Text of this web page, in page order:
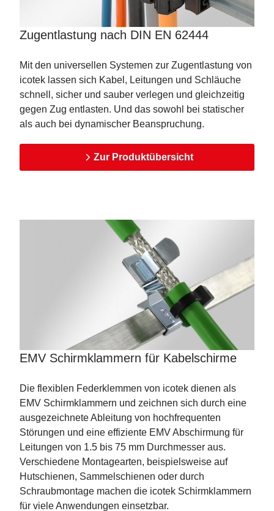
Zugentlastung nach DIN EN 62444
Mit den universellen Systemen zur Zugentlastung von
icotek lassen sich Kabel, Leitungen und Schläuche
schnell, sicher und sauber verlegen und gleichzeitig
gegen Zug entlasten. Und das sowohl bei statischer
als auch bei dynamischer Beanspruchung.
Zur Produktübersicht
EMV Schirmklammern für Kabelschirme
Die flexiblen Federklemmen von icotek dienen als
EMV Schirmklammern und zeichnen sich durch eine
ausgezeichnete Ableitung von hochfrequenten
Störungen und eine effiziente EMV Abschirmung für
Leitungen von 1.5 bis 75 mm Durchmesser aus.
Verschiedene Montagearten, beispielsweise auf
Hutschienen, Sammelschienen oder durch
Schraubmontage machen die icotek Schirmklammern
für viele Anwendungen einsetzbar.